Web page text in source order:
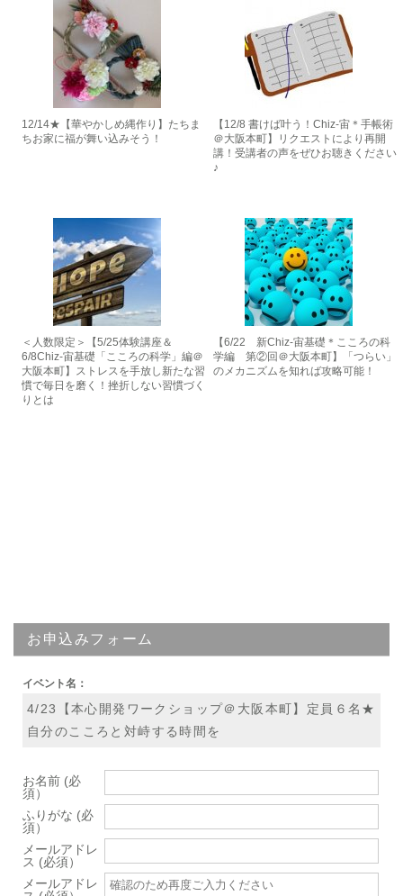
12/14★【華やかしめ縄作り】たちま
ちお家に福が舞い込みそう！
【12/8 書けば叶う！Chiz-宙＊手帳術
＠大阪本町】リクエストにより再開
講！受講者の声をぜひお聴きください
♪
＜人数限定＞【5/25体験講座＆
6/8Chiz-宙基礎「こころの科学」編＠
大阪本町】ストレスを手放し新たな習
慣で毎日を磨く！挫折しない習慣づく
りとは
【6/22 新Chiz-宙基礎＊こころの科
学編 第②回＠大阪本町】「つらい」
のメカニズムを知れば攻略可能！
お申込みフォーム
イベント名：
4/23【本心開発ワークショップ＠大阪本町】定員６名★
自分のこころと対峙する時間を
お名前 (必
須）
ふりがな (必
須）
メールアドレ
ス (必須）
メールアドレ